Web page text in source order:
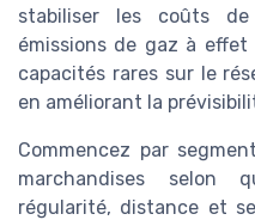
stabiliser les coûts
émissions de gaz à
capacités rares sur le
en améliorant la
Commencez par
marchandises selon
régularité, distance et